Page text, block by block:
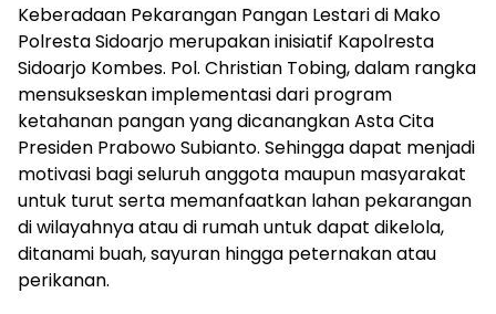
Keberadaan Pekarangan Pangan Lestari di Mako
Polresta Sidoarjo merupakan inisiatif Kapolresta
Sidoarjo Kombes. Pol. Christian Tobing, dalam rangka
mensukseskan implementasi dari program
ketahanan pangan yang dicanangkan Asta Cita
Presiden Prabowo Subianto. Sehingga dapat menjadi
motivasi bagi seluruh anggota maupun masyarakat
untuk turut serta memanfaatkan lahan pekarangan
di wilayahnya atau di rumah untuk dapat dikelola,
ditanami buah, sayuran hingga peternakan atau
perikanan.